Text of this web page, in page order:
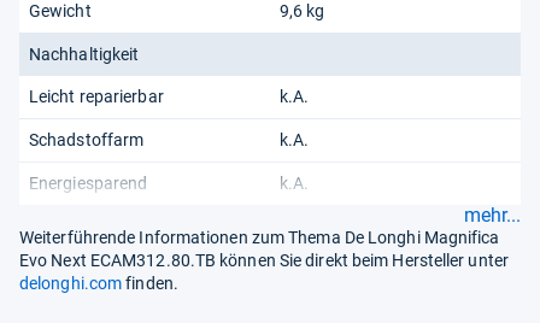
Gewicht 9,6 kg
Nachhaltigkeit
Leicht reparierbar k.A.
Schadstoffarm k.A.
Energiesparend k.A.
mehr...
Weiterführende Informationen zum Thema De Longhi Magnifica
Evo Next ECAM312.80.TB können Sie direkt beim Hersteller unter
delonghi.comfinden.